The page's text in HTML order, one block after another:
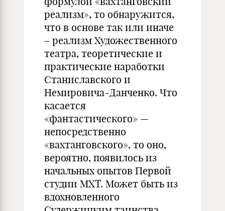
реализм», то обнаружится,
что в основе так или иначе
– реализм Художественного
театра, теоретические и
практические наработки
Станиславского и
Немировича-Данченко. Что
касается
«фантастического» —
непосредственно
«вахтанговского», то оно,
вероятно, появилось из
начальных опытов Первой
студии МХТ. Может быть из
вдохновленного